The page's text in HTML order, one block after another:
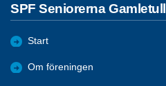
SPF Seniorerna Gamletull
Start
Om föreningen